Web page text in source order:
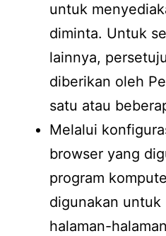
untuk
diminta. Untuk
lainnya,
diberikan oleh
satu atau
Melalui
browser yang
program
digunakan untuk
halaman-